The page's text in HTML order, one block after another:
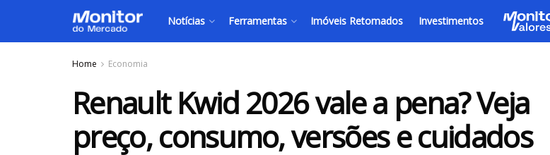
Notícias Ferramentas Imóveis Retomados Investimentos
Home Economia
Renault Kwid 2026 vale a pena? Veja
preço, consumo, versões e cuidados